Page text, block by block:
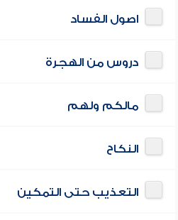
اصول الفساد
دروس من الهجرة
مالكم ولهم
النكاح
التعذيب حتى التمكين